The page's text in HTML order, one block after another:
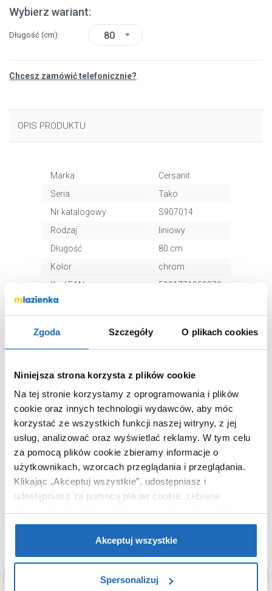
Zgoda Szczegóły O plikach cookies
Niniejsza strona korzysta z plików cookie
Na tej stronie korzystamy z oprogramowania i plików
cookie oraz innych technologii wydawców, aby móc
korzystać ze wszystkich funkcji naszej witryny, z jej
usług, analizować oraz wyświetlać reklamy. W tym celu
za pomocą plików cookie zbieramy informacje o
użytkownikach, wzorcach przeglądania i przeglądania.
Klikając „Akceptuj wszystkie”, udostępniasz i
udostępniasz za pomocą plików cookie, zebrane
partnerzy reklamowi.Jeśli chcesz, włącz „Tylko
wymagane pliki cookie”.Pamiętaj jednak, że
zablokowane niektóre pliki cookie mogą mieć wpływ na
Akceptuj wszystkie
Spersonalizuj
Wybierz wariant:
Długość (cm) 80
Chcesz zamówić telefonicznie?
OPIS PRODUKTU
Marka
Cersanit
Seria
Tako
Nr katalogowy
S907014
Rodzaj
liniowy
Długość
80 cm
Kolor
chrom
Kod EAN
5901771050070
Wymiary z
opakowaniem
Waga z opakowaniem
2,80 kg
Dane producenta
Zobacz
KUPOWANE Z